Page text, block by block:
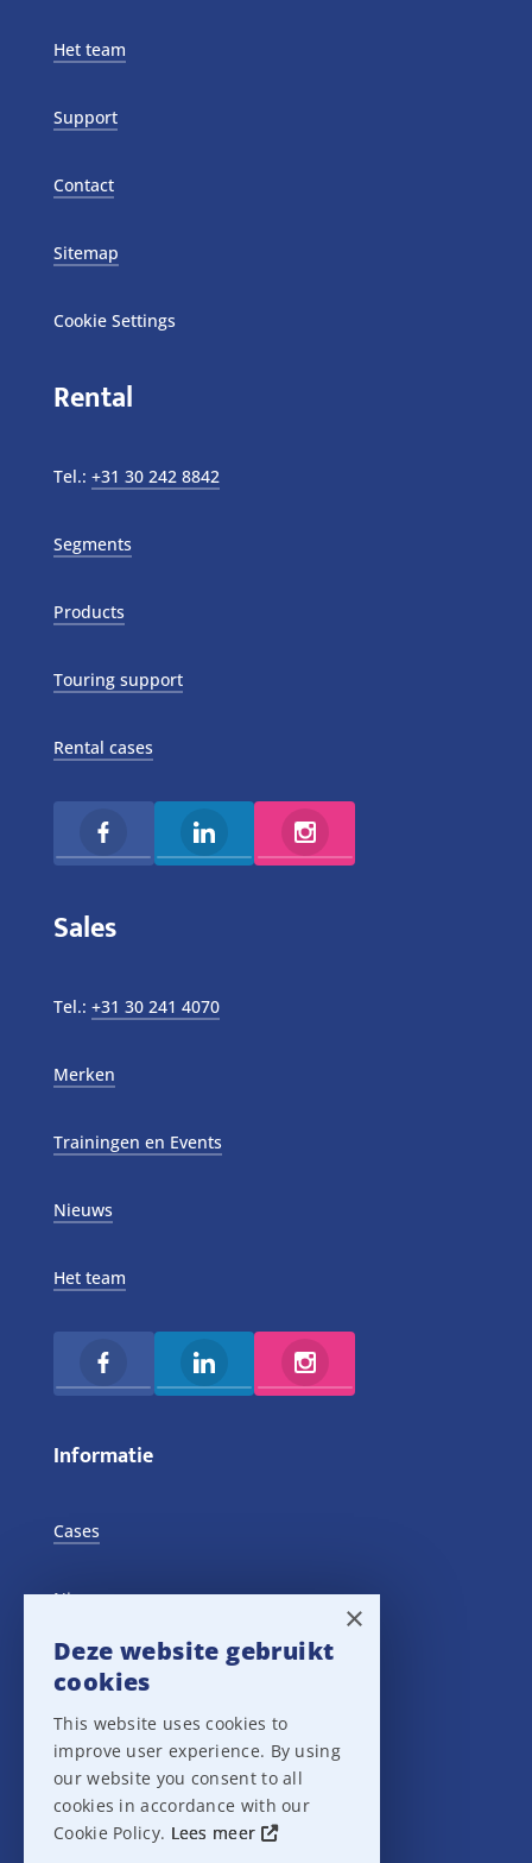
Het team
Support
Contact
Sitemap
Cookie Settings
Rental
Tel.: +31 30 242 8842
Segments
Products
Touring support
Rental cases
Sales
Tel.: +31 30 241 4070
Merken
Trainingen en Events
Nieuws
Het team
Informatie
Cases
Nieuws
Training Events
Privacy verklaring
Disclaimer
×
Deze website gebruikt
cookies
This website uses cookies to
improve user experience. By using
our website you consent to all
cookies in accordance with our
Cookie Policy. Lees meer